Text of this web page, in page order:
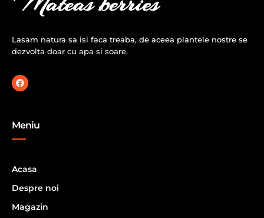
Lasam natura sa isi faca treaba, de aceea plantele nostre se
dezvolta doar cu apa si soare.
Meniu
Acasa
Despre noi
Magazin